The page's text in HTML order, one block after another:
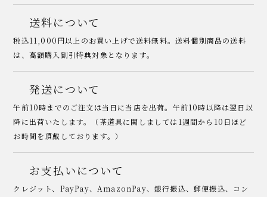
送料について
税込11,000円以上のお買い上げで送料無料。送料個別商品の送料
は、高額購入割引特典対象となります。
発送について
午前10時までのご注文は当日に当店を出荷。午前10時以降は翌日以
降に出荷いたします。（茶道具に関しましては1週間から10日ほど
お時間を頂戴しております。）
お支払いについて
クレジット、PayPay、AmazonPay、銀行振込、郵便振込、コン